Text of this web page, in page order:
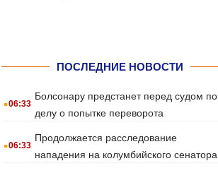
ПОСЛЕДНИЕ НОВОСТИ
.06:33
Болсонару предстанет перед судом по
делу о попытке переворота
.06:33
Продолжается расследование
нападения на колумбийского сенатора